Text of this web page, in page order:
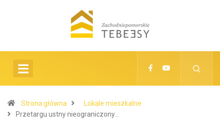
Strona główna
Lokale mieszkalne
Przetargu ustny nieograniczony…